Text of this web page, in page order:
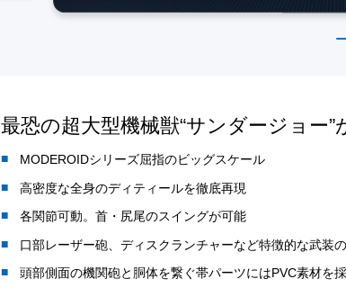
最恐の超大型機械獣“サンダージョー”
MODEROIDシリーズ屈指のビッグスケール
高密度な全身のディティールを徹底再現
各関節可動。首・尻尾のスイングが可能
口部レーザー砲、ディスクランチャーなど特徴的な武装
頭部側面の機関砲と胴体を繋ぐ帯パーツにはPVC素材を